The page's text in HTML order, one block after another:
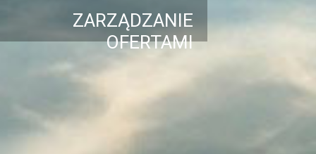
ZARZĄDZANIE
OFERTAMI